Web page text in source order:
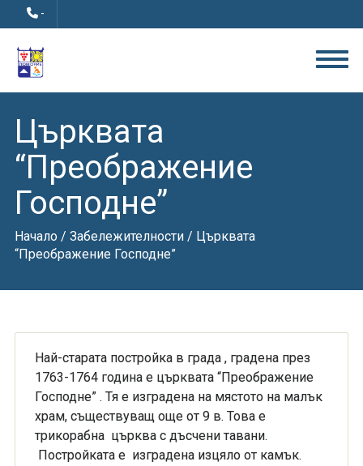
-
Църквата
“Преображение
Господне”
Начало/ Забележителности/ Църквата
“Преображение Господне”
Най-старата постройка в града , градена през
1763-1764 година е църквата “Преображение
Господне” . Тя е изградена на мястото на малък
храм, съществуващ още от 9 в. Това е
трикорабна църква с дъсчени тавани.
Постройката е изградена изцяло от камък.